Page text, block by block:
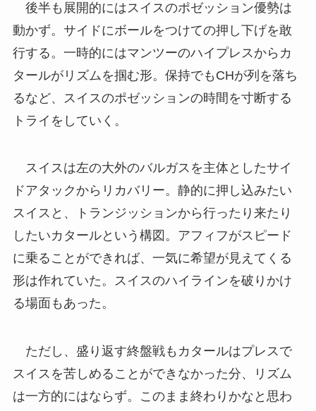
後半も展開的にはスイスのポゼッション優勢は
動かず。サイドにボールをつけての押し下げを敢
行する。一時的にはマンツーのハイプレスからカ
タールがリズムを掴む形。保持でもCHが列を落ち
るなど、スイスのポゼッションの時間を寸断する
トライをしていく。
スイスは左の大外のバルガスを主体としたサイ
ドアタックからリカバリー。静的に押し込みたい
スイスと、トランジッションから行ったり来たり
したいカタールという構図。アフィフがスピード
に乗ることができれば、一気に希望が見えてくる
形は作れていた。スイスのハイラインを破りかけ
る場面もあった。
ただし、盛り返す終盤戦もカタールはプレスで
スイスを苦しめることができなかった分、リズム
は一方的にはならず。このまま終わりかなと思わ